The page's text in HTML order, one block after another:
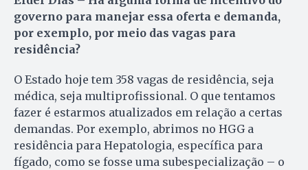
governo para manejar essa oferta e demanda,
por exemplo, por meio das vagas para
residência?
O Estado hoje tem 358 vagas de residência, seja
médica, seja multiprofissional. O que tentamos
fazer é estarmos atualizados em relação a certas
demandas. Por exemplo, abrimos no HGG a
residência para Hepatologia, específica para
fígado, como se fosse uma subespecialização – o